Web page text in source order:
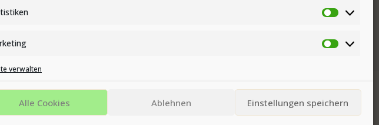
Marketing
verwalten
Alle Cookies Ablehnen Einstellungen speichern